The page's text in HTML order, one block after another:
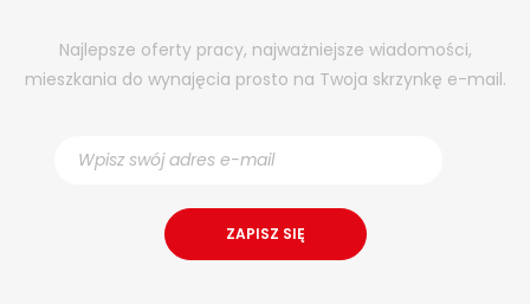
Najlepsze oferty pracy, najważniejsze wiadomości,
mieszkania do wynajęcia prosto na Twoja skrzynkę e-mail.